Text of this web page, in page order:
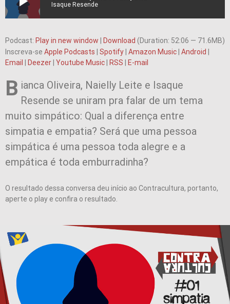
Isaque Resende
Podcast: Play in new window Download (Duration: 52:06 — 71.6MB)
Inscreva-se Apple Podcasts Spotify Amazon Music Android
Email
Deezer Youtube Music RSS E-mail
B ianca Oliveira, Naielly Leite e Isaque
Resende se uniram pra falar de um tema
muito simpático: Qual a diferença entre
simpatia e empatia? Será que uma pessoa
simpática é uma pessoa toda alegre e a
empática é toda emburradinha?
O resultado dessa conversa deu início ao Contracultura, portanto,
aperte o play e confira o resultado.